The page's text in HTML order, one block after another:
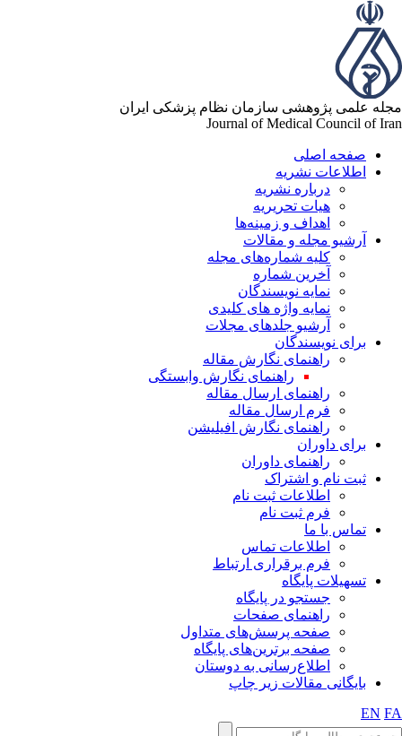
علمی پژوهشی سازمان نظام پزشکی ایران
Journal of Medical Council of
صفحه اصلی
اطلاعات نشریه
درباره نشریه
هیات تحریریه
اهداف و زمینه‌ها
آرشیو مجله و مقالات
کلیه شماره‌های مجله
آخرین شماره
نمایه نویسندگان
نمایه واژه های کلیدی
آرشیو جلدهای مجلات
برای نویسندگان
راهنمای نگارش مقاله
راهنمای نگارش وابستگی
راهنمای ارسال مقاله
فرم ارسال مقاله
راهنمای نگارش افیلیشن
برای داوران
راهنمای داوران
ثبت نام و اشتراک
اطلاعات ثبت نام
فرم ثبت نام
تماس با ما
اطلاعات تماس
فرم برقراری ارتباط
تسهیلات پایگاه
جستجو در پایگاه
راهنمای صفحات
صفحه پرسش‌های متداول
صفحه برترین‌های پایگاه
اطلاع‌رسانی به دوستان
بایگانی مقالات زیر چاپ
EN